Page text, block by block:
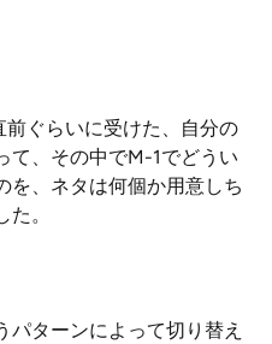
ぐらいに受けた、自分の
て、その中でM-1でどうい
を、ネタは何個か用意しち
。
ターンによって切り替え